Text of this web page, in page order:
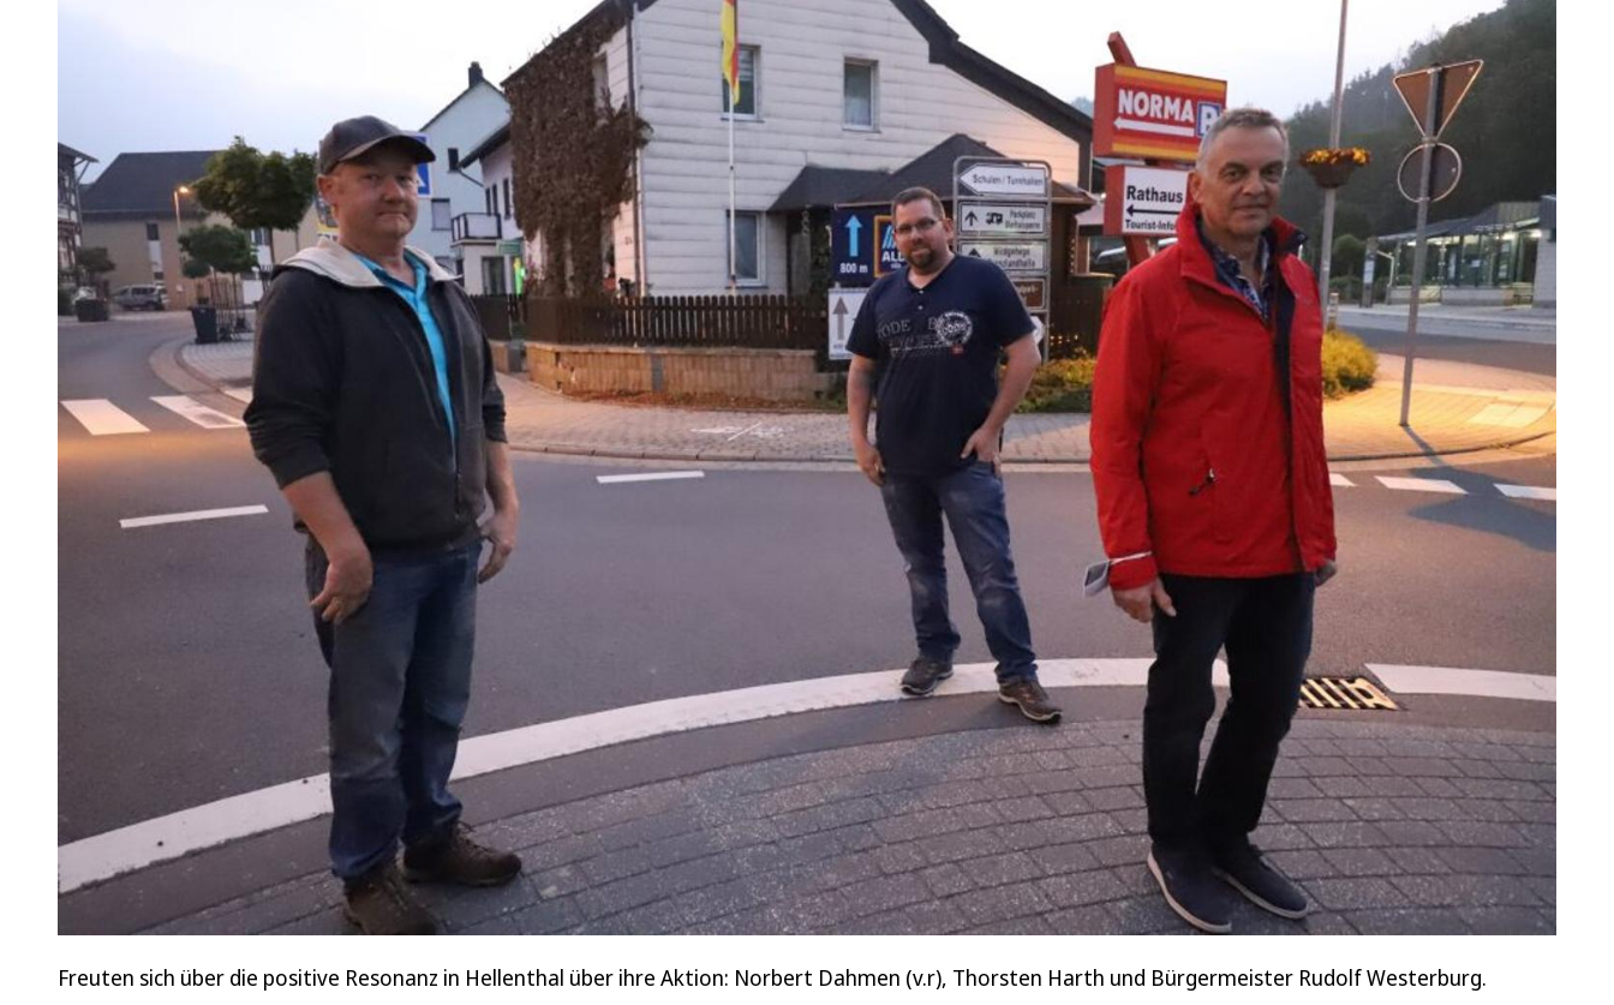
Freuten sich über die positive Resonanz in Hellenthal über ihre Aktion: Norbert Dahmen (v.r), Thorsten Harth und Bürgermeister Rudolf Westerburg.